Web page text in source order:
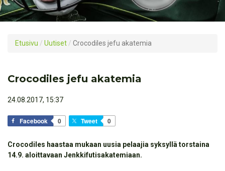
Etusivu / Uutiset / Crocodiles jefu akatemia
Crocodiles jefu akatemia
24.08.2017, 15:37
Facebook 0 Tweet 0
Crocodiles haastaa mukaan uusia pelaajia syksyllä torstaina
14.9. aloittavaan Jenkkifutisakatemiaan.